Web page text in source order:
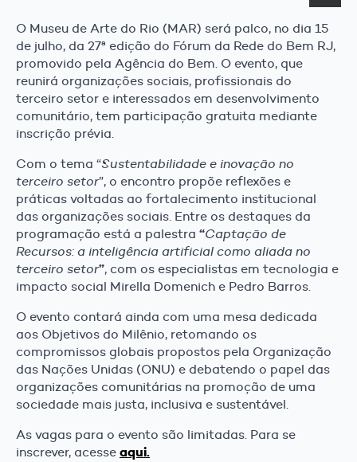
O Museu de Arte do Rio (MAR) será palco, no dia 15
de julho, da 27ª edição do Fórum da Rede do Bem RJ,
promovido pela Agência do Bem. O evento, que
reunirá organizações sociais, profissionais do
terceiro setor e interessados em desenvolvimento
comunitário, tem participação gratuita mediante
inscrição prévia.
Com o tema “Sustentabilidade e inovação no
terceiro setor”, o encontro propõe reflexões e
práticas voltadas ao fortalecimento institucional
das organizações sociais. Entre os destaques da
programação está a palestra “Captação de
Recursos: a inteligência artificial como aliada no
terceiro setor”, com os especialistas em tecnologia e
impacto social Mirella Domenich e Pedro Barros.
O evento contará ainda com uma mesa dedicada
aos Objetivos do Milênio, retomando os
compromissos globais propostos pela Organização
das Nações Unidas (ONU) e debatendo o papel das
organizações comunitárias na promoção de uma
sociedade mais justa, inclusiva e sustentável.
As vagas para o evento são limitadas. Para se
inscrever, acesse aqui.